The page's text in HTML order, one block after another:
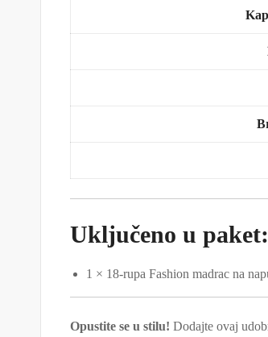
Uključeno u paket:
1 × 18-rupa Fashion madrac na
Opustite se u stilu! Dodajte ovaj